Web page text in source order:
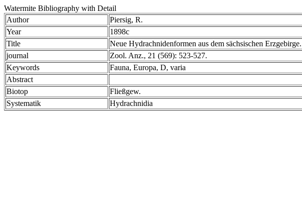
Watermite Bibliography with Detail
Author
Piersig, R.
Year
1898c
Title
Neue Hydrachnidenformen aus dem sächsischen Erzgebirge.
journal
Zool. Anz., 21 (569): 523-527.
Keywords
Fauna, Europa, D, varia
Abstract
Biotop
Fließgew.
Systematik
Hydrachnidia